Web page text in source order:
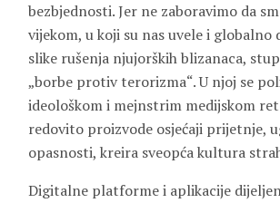
bezbjednosti. Jer ne zaboravimo da
vijekom, u koji su nas uvele i
slike rušenja njujorških blizanaca,
„borbe protiv terorizma“. U njoj se
ideološkom i mejnstrim medijskom
redovito proizvode osjećaji prijetnje,
opasnosti, kreira sveopća kultura
Digitalne platforme i aplikacije